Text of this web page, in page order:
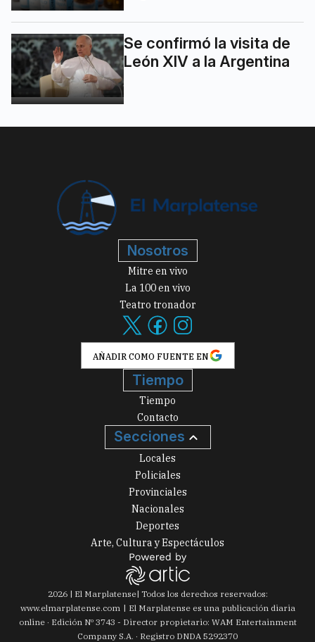
Se confirmó la visita de
León XIV a la Argentina
Nosotros
Mitre en vivo
La 100 en vivo
Teatro tronador
AÑADIR COMO FUENTE EN
Tiempo
Tiempo
Contacto
Secciones
Locales
Policiales
Provinciales
Nacionales
Deportes
Arte, Cultura y Espectáculos
2026| El Marplatense| Todos los derechos reservados:
www.elmarplatense.com
El Marplatense es una publicación diaria
online · Edición Nº 3743 - Director propietario: WAM Entertainment
Company S.A. · Registro DNDA 5292370